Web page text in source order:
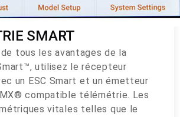
SMART
tous les avantages de la
utilisez le récepteur
un ESC Smart et un émetteur
compatible télémétrie. Les
vitales telles que le